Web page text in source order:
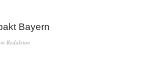
Bayern
Redaktion